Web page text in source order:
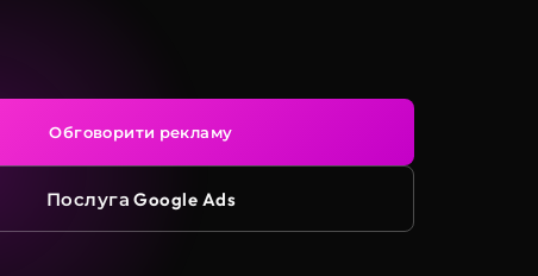
Обговорити рекламу
Послуга Google Ads